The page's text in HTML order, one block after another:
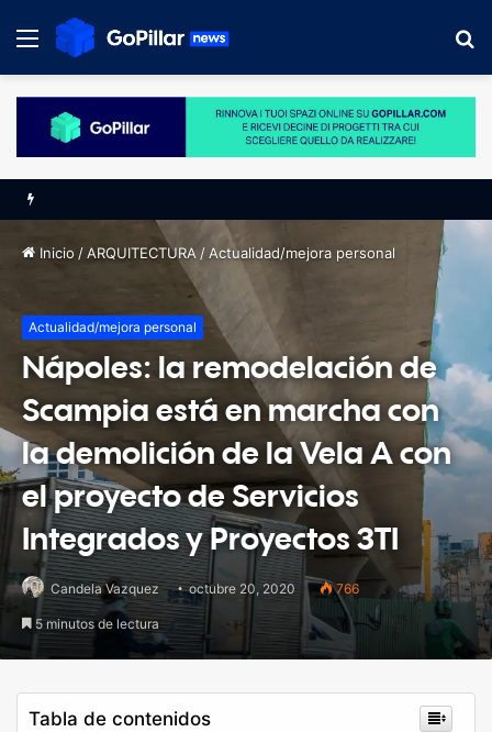
Menú
Inicio /ARQUITECTURA / Actualidad/mejora personal
Actualidad/mejora personal
Nápoles: la remodelación de
Scampia está en marcha con
la demolición de la Vela A con
el proyecto de Servicios
Integrados y Proyectos 3TI
Candela Vazquez octubre 20, 2020 766
5 minutos de lectura
Tabla de contenidos